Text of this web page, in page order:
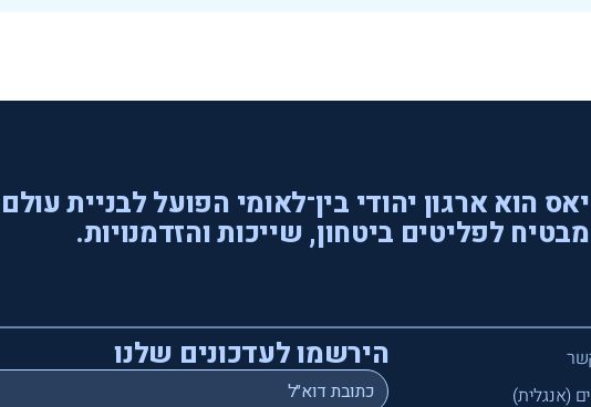
הוא ארגון יהודי בין־לאומי הפועל לבניית עולם
לפליטים ביטחון, שייכות והזדמנויות.
(אנגלית)
הירשמו לעדכונים שלנו
Email
*